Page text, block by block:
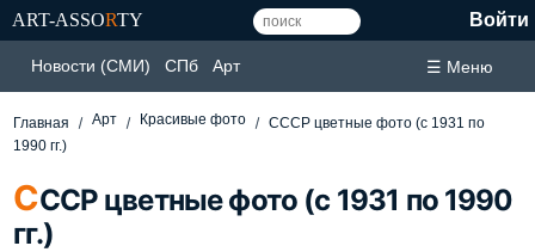
ART-ASSORTY Войти
Новости (СМИ) СПб Арт ☰ Меню
Главная Арт Красивые фото
СССР цветные фото (с 1931 по
1990 гг.)
СССР цветные фото (с 1931 по 1990
гг.)